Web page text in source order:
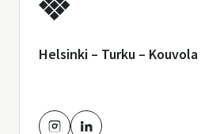
Helsinki – Turku – Kouvola